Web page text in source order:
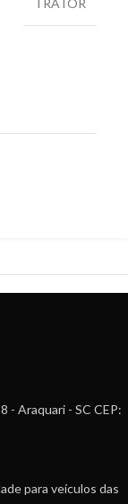
TRATOR
- Araquari - SC CEP:
para veículos das